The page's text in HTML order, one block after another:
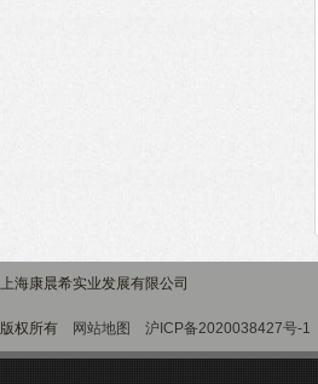
上海康晨希实业发展有限公司
版权所有 网站地图 沪ICP备2020038427号-1